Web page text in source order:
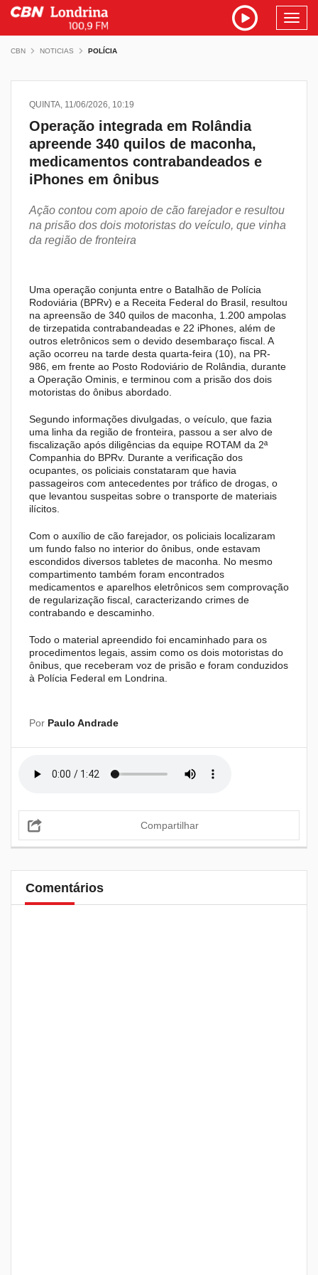
CBN NOTICIAS POLÍCIA
QUINTA, 11/06/2026, 10:19
Operação integrada em Rolândia
apreende 340 quilos de maconha,
medicamentos contrabandeados e
iPhones em ônibus
Ação contou com apoio de cão farejador e resultou
na prisão dos dois motoristas do veículo, que vinha
da região de fronteira
Uma operação conjunta entre o Batalhão de Polícia
Rodoviária (BPRv) e a Receita Federal do Brasil, resultou
na apreensão de 340 quilos de maconha, 1.200 ampolas
de tirzepatida contrabandeadas e 22 iPhones, além de
outros eletrônicos sem o devido desembaraço fiscal. A
ação ocorreu na tarde desta quarta-feira (10), na PR-
986, em frente ao Posto Rodoviário de Rolândia, durante
a Operação Ominis, e terminou com a prisão dos dois
motoristas do ônibus abordado.
Segundo informações divulgadas, o veículo, que fazia
uma linha da região de fronteira, passou a ser alvo de
fiscalização após diligências da equipe ROTAM da 2ª
Companhia do BPRv. Durante a verificação dos
ocupantes, os policiais constataram que havia
passageiros com antecedentes por tráfico de drogas, o
que levantou suspeitas sobre o transporte de materiais
ilícitos.
Com o auxílio de cão farejador, os policiais localizaram
um fundo falso no interior do ônibus, onde estavam
escondidos diversos tabletes de maconha. No mesmo
compartimento também foram encontrados
medicamentos e aparelhos eletrônicos sem comprovação
de regularização fiscal, caracterizando crimes de
contrabando e descaminho.
Todo o material apreendido foi encaminhado para os
procedimentos legais, assim como os dois motoristas do
ônibus, que receberam voz de prisão e foram conduzidos
à Polícia Federal em Londrina.
Por Paulo Andrade
Compartilhar
Comentários